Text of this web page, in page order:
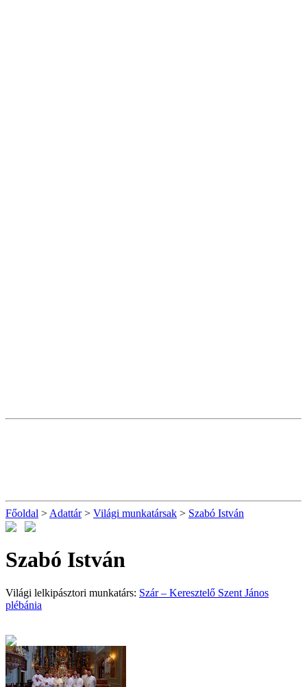
Főoldal > Adattár> Világi munkatársak > Szabó István
Szabó István
Világi lelkipásztori munkatárs: Szár – Keresztelő Szent János
plébánia